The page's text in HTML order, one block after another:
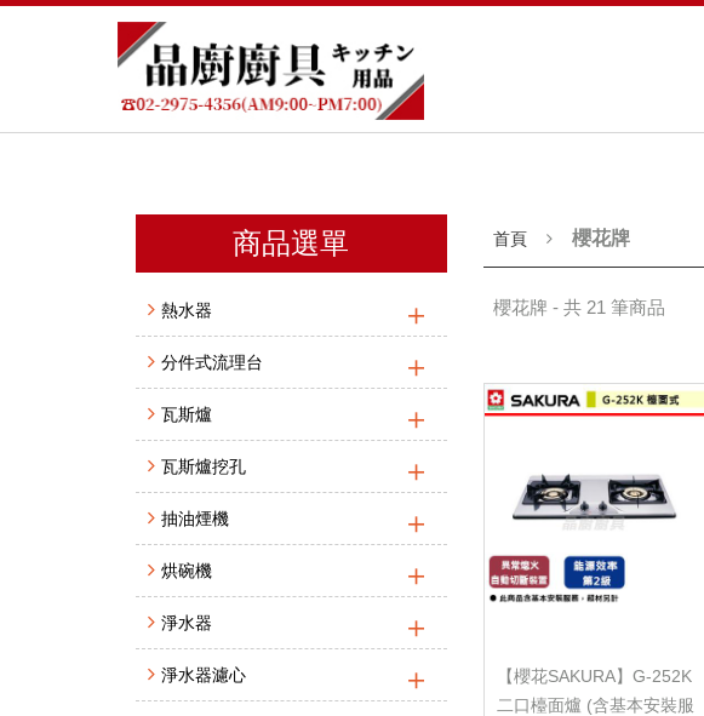
商品選單
熱水器
分件式流理台
瓦斯爐
瓦斯爐挖孔
抽油煙機
烘碗機
淨水器
淨水器濾心
首頁 櫻花牌
櫻花牌 - 共 21 筆商品
【櫻花SAKURA】G-252K
二口檯面爐 (含基本安裝服